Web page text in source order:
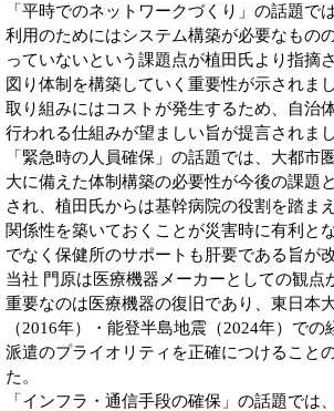
「平時でのネットワークづくり」の話題で
利用のためにはシステム構築が必要なもの
っていないという課題点が植田氏より指摘
図り体制を構築していく重要性が示されま
取り組みにはコストが発生するため、自治
行われる仕組みが望ましい旨が提言されまし
「緊急時の人員確保」の話題では、大都市
大に備えた体制構築の必要性が今後の課題
され、植田氏からは基幹病院の役割を踏ま
関係性を築いておくことが災害時に有利と
でなく保健所のサポートも肝要である旨が
当社 門原は医療機器メーカーとしての観点
重要なのは医療機器の復旧であり、東日本
（2016年）・能登半島地震（2024年）での
派遣のプライオリティを正確につけること
た。
「インフラ・通信手段の確保」の話題では